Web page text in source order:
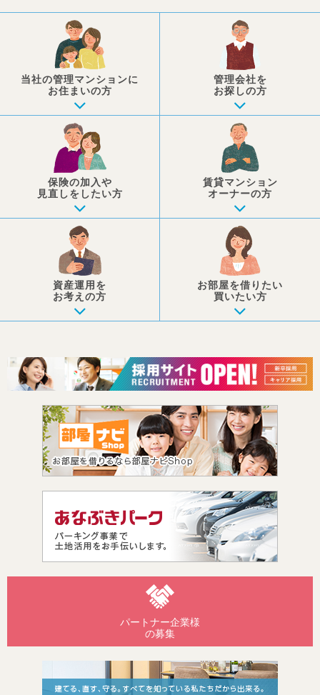
当社の管理マンションに
お住まいの方
管理会社を
お探しの方
保険の加入や
見直しを したい方
賃貸マンション
オーナーの方
資産運用を
お考えの方
お部屋を借りたい
買いたい方
パートナー企業様
の募集